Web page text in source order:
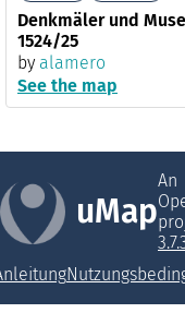
Denkmäler und
1524/25
by alamero
See the map
uMap
An